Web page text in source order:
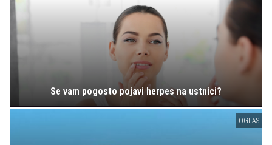
Se vam pogosto pojavi herpes na ustnici?
OGLAS